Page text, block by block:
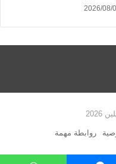
2026/08/
روابطة مهمة